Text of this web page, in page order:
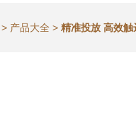
> 产品大全 > 精准投放 高效